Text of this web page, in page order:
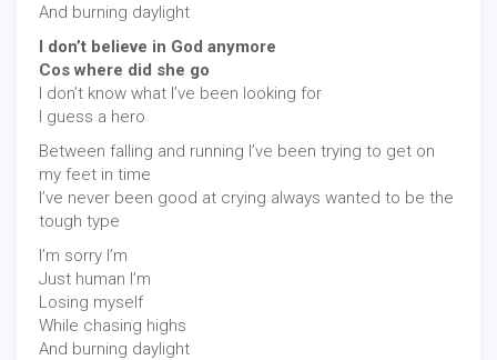
And burning daylight
I don’t believe in God anymore
Cos where did she go
I don’t know what I’ve been looking for
I guess a hero
Between falling and running I’ve been trying to get on
my feet in time
I’ve never been good at crying always wanted to be the
tough type
I’m sorry I’m
Just human I’m
Losing myself
While chasing highs
And burning daylight